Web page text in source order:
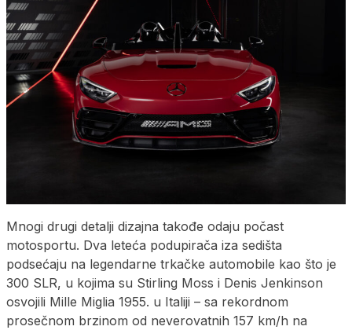
Mnogi drugi detalji dizajna takođe odaju počast
motosportu. Dva leteća podupirača iza sedišta
podsećaju na legendarne trkačke automobile kao što je
300 SLR, u kojima su Stirling Moss i Denis Jenkinson
osvojili Mille Miglia 1955. u Italiji – sa rekordnom
prosečnom brzinom od neverovatnih 157 km/h na